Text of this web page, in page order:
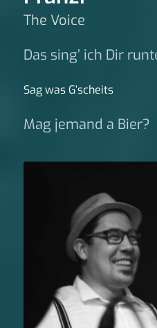
The Voice
Das sing’ ich Dir
Sag was G‘scheits
Mag jemand a Bier?